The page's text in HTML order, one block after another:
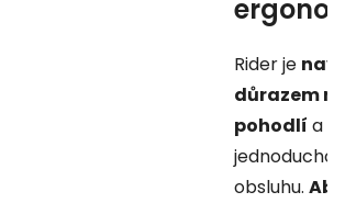
Rider je
důrazem
pohodlí a
jednoduchou
obsluhu.